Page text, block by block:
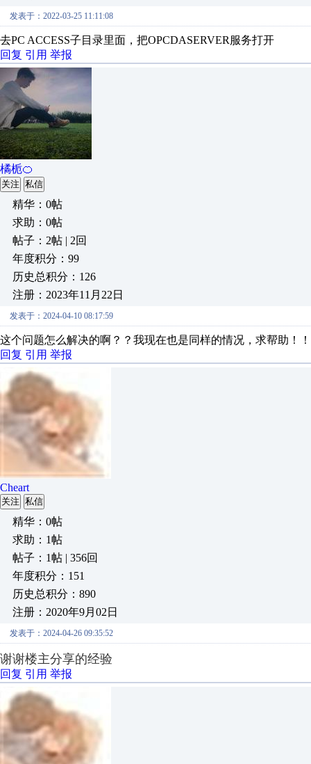
发表于：2022-03-25 11:11:08
去PC ACCESS子目录里面，把OPCDASERVER服务打开
回复 引用 举报
橘栀🍊
关注 私信
精华：0帖
求助：0帖
帖子：2帖 | 2回
年度积分：99
历史总积分：126
注册：2023年11月22日
发表于：2024-04-10 08:17:59
这个问题怎么解决的啊？？我现在也是同样的情况，求帮助！！
回复 引用 举报
Cheart
关注 私信
精华：0帖
求助：1帖
帖子：1帖 | 356回
年度积分：151
历史总积分：890
注册：2020年9月02日
发表于：2024-04-26 09:35:52
谢谢楼主分享的经验
回复 引用 举报